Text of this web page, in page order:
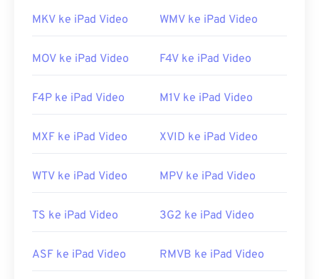
Animate Creative Cloud
(Animate CC) danFlash
ke atas. FLV tidak mendukung bab atau subjudul,
Karena FLV didasarkan pada standar terbuka,
Adobe. Program lain yang dapat membuka FLV
RealNetworks RealPlayer Cloud
Eltima Elmedia
Dikembangkan oleh:
Adobe
Tautan yang berguna:
MKV ke iPad Video WMV ke iPad Video
MOV ke iPad Video F4V ke iPad Video
F4P ke iPad Video M1V ke iPad Video
MXF ke iPad Video XVID ke iPad Video
WTV ke iPad Video MPV ke iPad Video
TS ke iPad Video 3G2 ke iPad Video
ASF ke iPad Video RMVB ke iPad Video